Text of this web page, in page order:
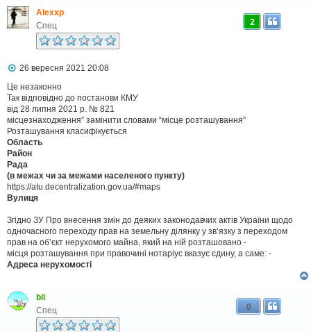
л
е
н
Alexxp
Спец
2
П
в
і
д
о
м
л
е
н
н
я
26 вересня 2021 20:08
Це незаконно
Так відповідно до постанови КМУ
від 28 липня 2021 р. № 821
місцезнаходження” замінити словами “місце розташування”
Розташування класифікується
Область
Район
Рада
(в межах чи за межами населеного пункту)
https://atu.decentralization.gov.ua/#maps
Вулиця
Згідно ЗУ Про внесення змін до деяких законодавчих актів України щодо
одночасного переходу прав на земельну ділянку у зв’язку з переходом
прав на об’єкт нерухомого майна, який на ній розташовано -
місця розташування при правочині нотаріус вказує єдину, а саме: -
Адреса нерухомості
bil
Спец
0